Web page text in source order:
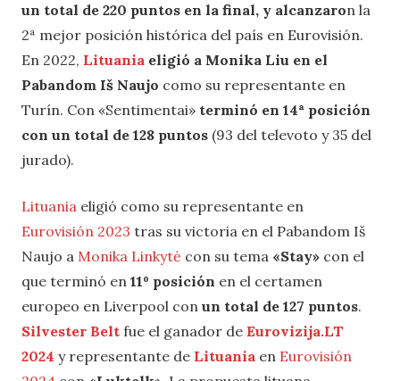
un total de 220 puntos en la final, y alcanzaron la
2ª mejor posición histórica del país en Eurovisión.
En 2022, Lituania eligió a Monika Liu en el
Pabandom Iš Naujo como su representante en
Turín. Con «Sentimentai» terminó en 14ª posición
con un total de 128 puntos (93 del televoto y 35 del
jurado).
Lituania eligió como su representante en
Eurovisión 2023 tras su victoria en el Pabandom Iš
Naujo a Monika Linkytė con su tema «Stay» con el
que terminó en 11º posición en el certamen
europeo en Liverpool con un total de 127 puntos.
Silvester Belt fue el ganador de Eurovizija.LT
2024 y representante de Lituania en Eurovisión